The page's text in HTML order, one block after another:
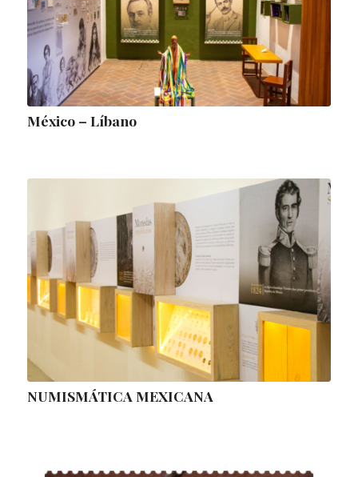
México – Líbano
NUMISMÁTICA MEXICANA